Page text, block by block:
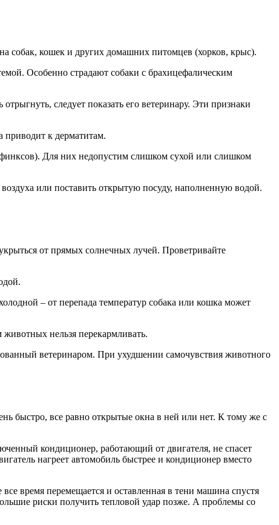
собак, кошек и других домашних питомцев (хорков, крыс).
Особенно страдают собаки с брахицефалическим
следует показать его ветеринару. Эти признаки
приводит к дерматитам.
Для них недопустим слишком сухой или слишком
или поставить открытую посуду, наполненную водой.
от прямых солнечных лучей. Проветривайте
– от перепада температур собака или кошка может
нельзя перекармливать.
ветеринаром. При ухудшении самочувствия животного
быстро, все равно открытые окна в ней или нет. К тому же с
кондиционер, работающий от двигателя, не спасет
нагреет автомобиль быстрее и кондиционер вместо
время перемещается и оставленная в тени машина спустя
риски получить тепловой удар позже. А проблемы со